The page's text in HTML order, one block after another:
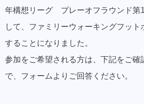
年構想リーグ プレーオフラウンド第
して、ファミリーウォーキングフット
することになりました。
参加をご希望される方は、下記をご確
で、フォームよりご回答ください。